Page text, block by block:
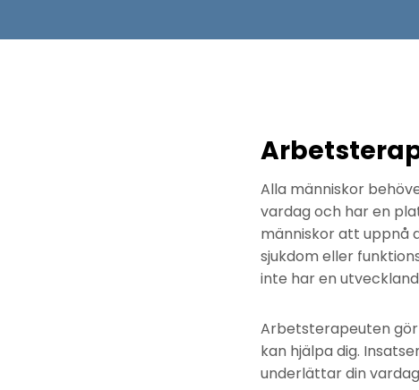
Alla människor
vardag och har en
människor att uppnå
sjukdom eller
inte har en
Arbetsterapeuten
kan hjälpa dig.
underlättar din